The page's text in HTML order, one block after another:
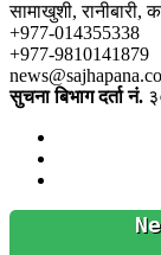
सामाखुशी, रानीबारी,
+977-014355338
+977-9810141879
सुचना बिभाग दर्ता नं.